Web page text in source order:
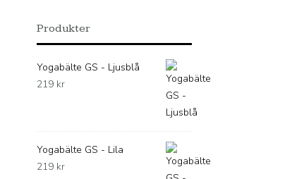
Produkter
Yogabälte GS - Ljusblå
219 kr
Yogabälte GS - Lila
219 kr